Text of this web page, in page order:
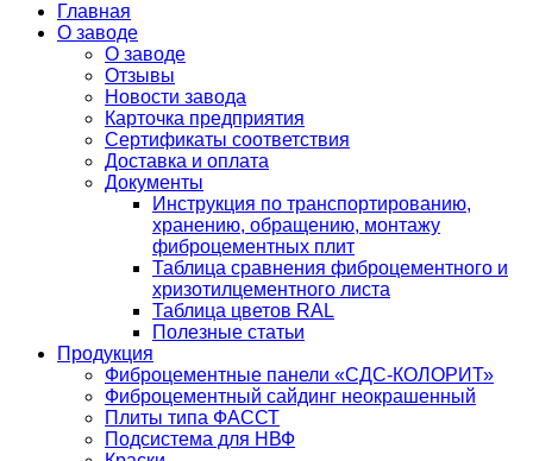
Главная
О заводе
О заводе
Отзывы
Новости завода
Карточка предприятия
Сертификаты соответствия
Доставка и оплата
Документы
Инструкция по транспортированию,
хранению, обращению, монтажу
фиброцементных плит
Таблица сравнения фиброцементного и
хризотилцементного листа
Таблица цветов RAL
Полезные статьи
Продукция
Фиброцементные панели «СДС-КОЛОРИТ»
Фиброцементный сайдинг неокрашенный
Плиты типа ФАССТ
Подсистема для НВФ